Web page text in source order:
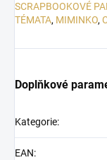
SCRAPBOOKOVÉ
TÉMATA, MIMINKO,
Doplňkové
Kategorie:
EAN: